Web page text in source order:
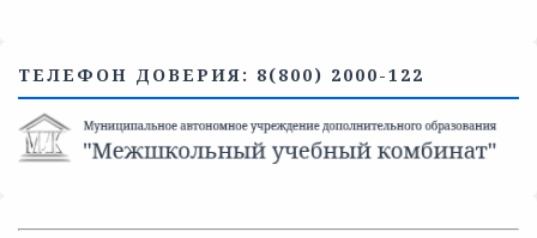
ТЕЛЕФОН ДОВЕРИЯ: 8(800) 2000-122